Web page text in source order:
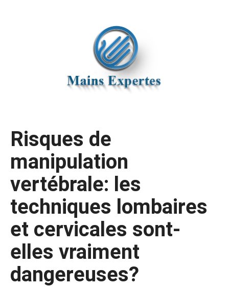
Risques de
manipulation
vertébrale: les
techniques lombaires
et cervicales sont-
elles vraiment
dangereuses?